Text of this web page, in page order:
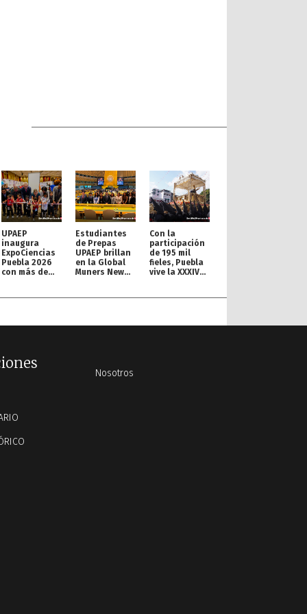
UPAEP
inaugura
ExpoCiencias
Puebla 2026
con más de
Estudiantes
de Prepas
UPAEP brillan
en la Global
Muners New
Con la
participación
de 195 mil
fieles, Puebla
vive la XXXIV
Nosotros